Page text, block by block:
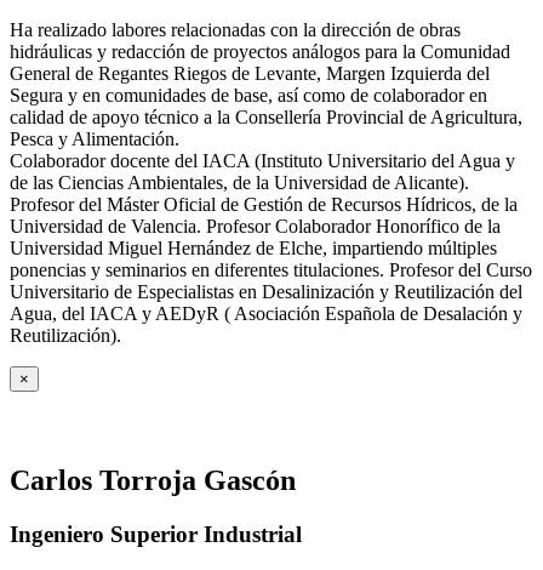
Ha realizado labores relacionadas con la dirección de obras
hidráulicas y redacción de proyectos análogos para la Comunidad
General de Regantes Riegos de Levante, Margen Izquierda del
Segura y en comunidades de base, así como de colaborador en
calidad de apoyo técnico a la Consellería Provincial de Agricultura,
Pesca y Alimentación.
Colaborador docente del IACA (Instituto Universitario del Agua y
de las Ciencias Ambientales, de la Universidad de Alicante).
Profesor del Máster Oficial de Gestión de Recursos Hídricos, de la
Universidad de Valencia. Profesor Colaborador Honorífico de la
Universidad Miguel Hernández de Elche, impartiendo múltiples
ponencias y seminarios en diferentes titulaciones. Profesor del Curso
Universitario de Especialistas en Desalinización y Reutilización del
Agua, del IACA y AEDyR ( Asociación Española de Desalación y
Reutilización).
×
Carlos Torroja Gascón
Ingeniero Superior Industrial